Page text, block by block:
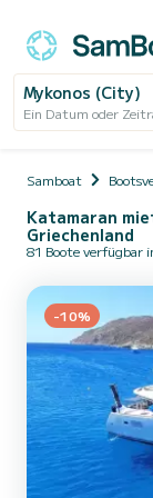
Mykonos (City)
Ein Datum oder
Samboat
Katamaran
Griechenland
81 Boote verfügbar
-10%